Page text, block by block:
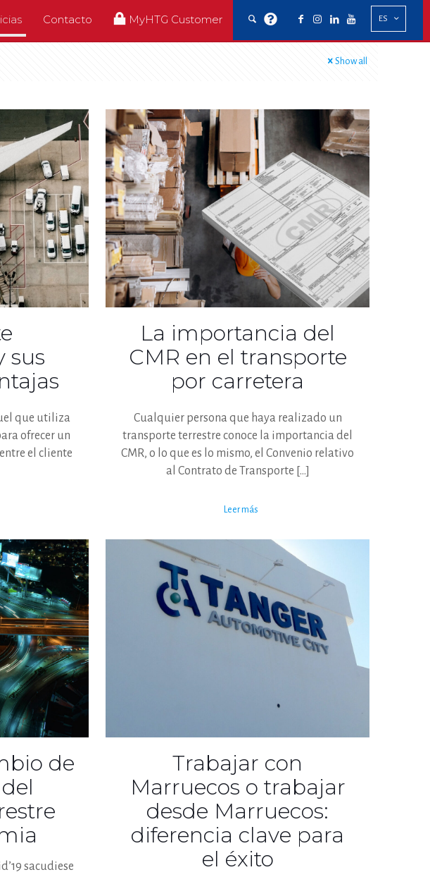
Contacto MyHTG Customer ES
Show all
sus
que utiliza
ofrecer un
el cliente
La importancia del
CMR en el transporte
por carretera
Cualquier persona que haya realizado un
transporte terrestre conoce la importancia del
CMR, o lo que es lo mismo, el Convenio relativo
al Contrato de Transporte […]
Leer más
de
sacudiese
Trabajar con
Marruecos o trabajar
desde Marruecos:
diferencia clave para
el éxito